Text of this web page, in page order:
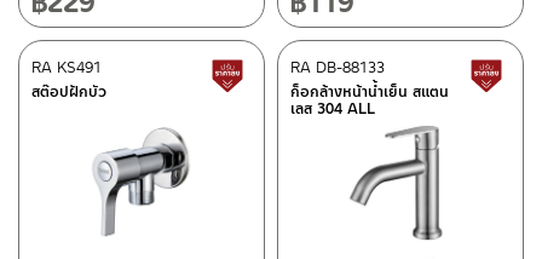
After Sales Service Center Chiangmai
118/33 Onsirin M.8, Sunpuloey, Doysaked, Chaingmai 50220
Tel: 080-075-2626
ติดต่อ ชาญไพบูลย์ / Contact Us Click Here
สต๊อปฝักบัว
RA KS491 Lower price tag
ก็อกล้างหน้าน้ำเย็น สแตน
เลส 304 ALL
RA DB-88133